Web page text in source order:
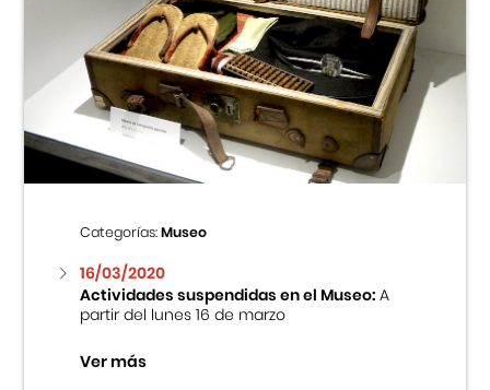
Categorías:Museo
16/03/2020
Actividades suspendidas en el Museo:A
partir del lunes 16 de marzo
Ver más